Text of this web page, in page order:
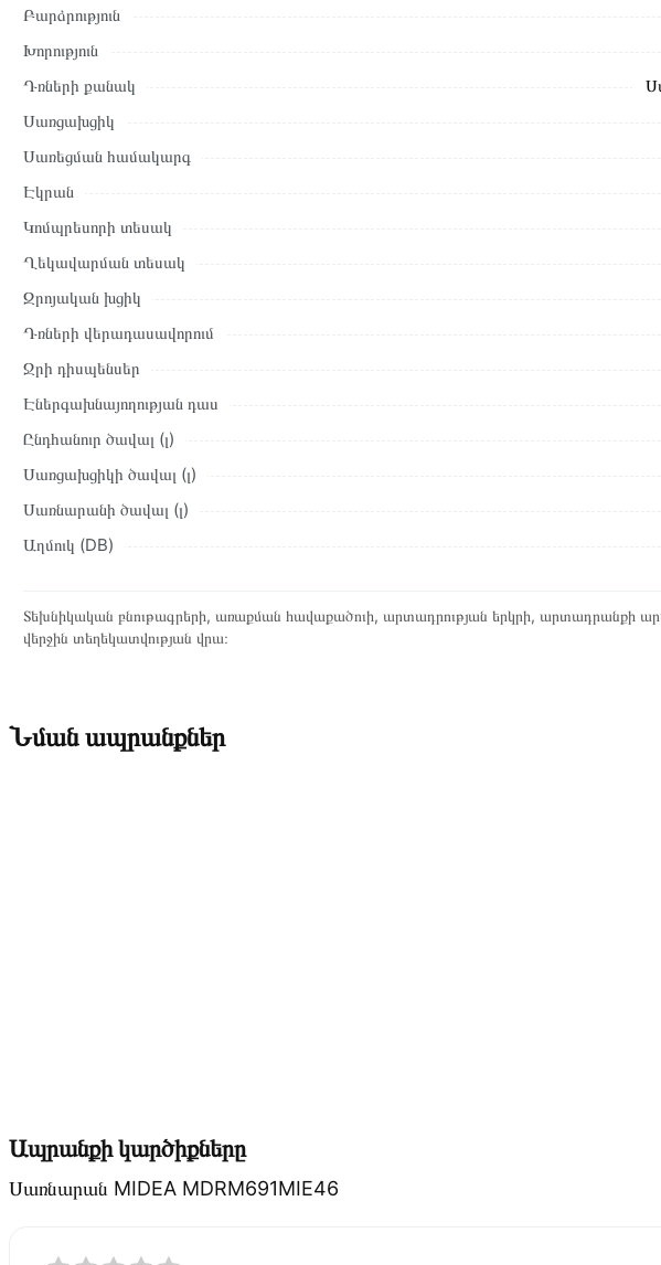
վերադարձը կատարվում է 14 օրվա ընթացքում:
Բարձրություն
Խորություն
Դռների քանակ
Սառցախցիկ
Սառեցման համակարգ
Էկրան
Կոմպրեսորի տեսակ
Ղեկավարման տեսակ
Զրոյական խցիկ
Դռների վերադասավորում
Ջրի դիսպենսեր
Էներգախնայողության դաս
Ընդհանուր ծավալ (լ)
Սառցախցիկի ծավալ (լ)
Սառնարանի ծավալ (լ)
Աղմուկ (DB)
Տեխնիկական բնութագրերի, առաքման հավաքածուի, արտադրության երկրի, արտադրանքի
վերջին տեղեկատվության վրա։
Նման ապրանքներ
Ապրանքի կարծիքները
Սառնարան MIDEA MDRM691MIE46